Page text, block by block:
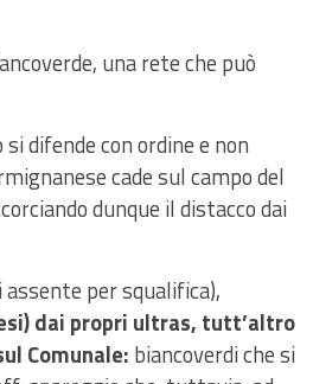
una rete che può
difende con ordine e non
cade sul campo del
dunque il distacco dai
per squalifica),
dai propri ultras, tutt’altro
Comunale: biancoverdi che si